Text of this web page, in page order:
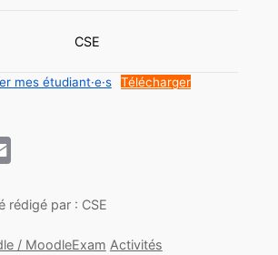
CSE
mes étudiant·e·s Télécharger
rédigé par : CSE
/ MoodleExam Activités